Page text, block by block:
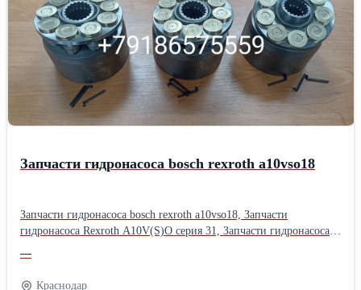
Запчасти гидронасоса bosch rexroth a10vso18
Запчасти гидронасоса bosch rexroth a10vso18, Запчасти
гидронасоса Rexroth A10V(S)O серия 31, Запчасти гидронасоса
bosch rexroth a10vso серии 31, Запчасти гидронасоса bosch rexroth
a10vso, Запчасти насоса bosch rexroth a10vso18, Запчасти
—
Краснодар